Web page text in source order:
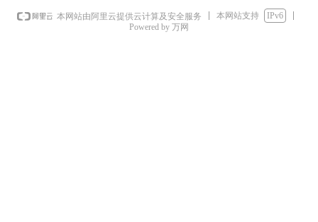
本网站由阿里云提供云计算及安全服务 本网站支持
IPv6
Powered by 万网